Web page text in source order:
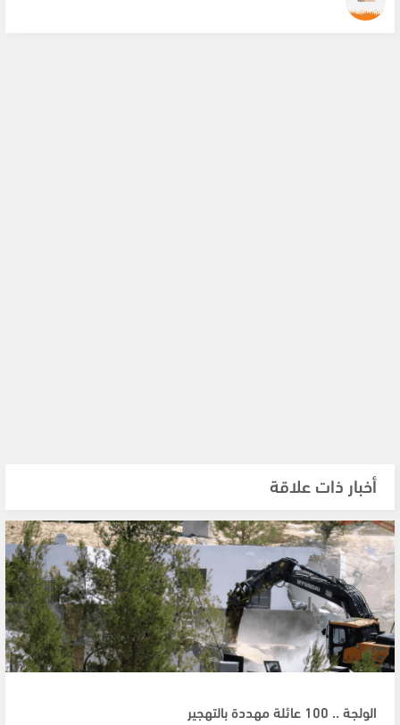
أخبار ذات علاقة
الولجة .. 100 عائلة مهددة بالتهجير